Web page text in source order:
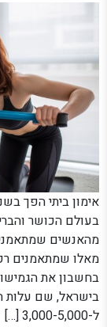
אימון ביתי הפך
מהאנשים
מאלו שמתאמנים
בחשבון את
בישראל, שם עלות
ל-3,000-5,000 […]